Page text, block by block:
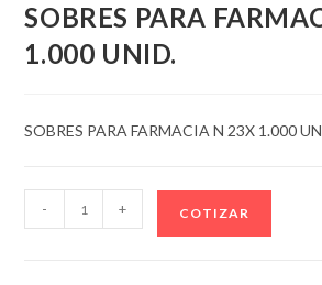
SOBRES PARA
1.000 UNID.
SOBRES PARA FARMACIA N 23X 1.000
PARA
- + COTIZAR